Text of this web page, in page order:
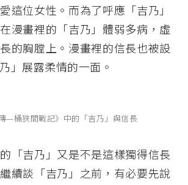
這位女性。而為了呼應「吉乃」
漫畫裡的「吉乃」體弱多病，虛
的胸膛上。漫畫裡的信長也被設
」展露柔情的一面。
—桶狹間戰記》中的「吉乃」與信長
「吉乃」又是不是這樣獨得信長
續談「吉乃」之前，有必要先說